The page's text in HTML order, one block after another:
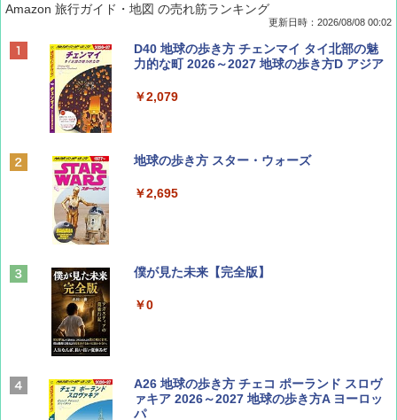
BE-PAL(ビ-パル) 2026年 9 月号【特別付録:
SOTO ミニマル"旅"財布 ランダム2種】
￥1,500
ディズニーファン ２０２６年 ９月号 [雑
山と溪谷 2026年8月号「南アルプス大全」
￥1,540
Coyote No.89 特集 星野道夫 夢見る旅
￥1,540
Amazon 旅行ガイド・地図 の売れ筋ランキング
更新日時：2026/08/08 00:02
D40 地球の歩き方 チェンマイ タイ北部の魅
力的な町 2026～2027 地球の歩き方D アジア
￥2,079
地球の歩き方 スター・ウォーズ
￥2,695
僕が見た未来【完全版】
￥0
A26 地球の歩き方 チェコ ポーランド スロヴ
ァキア 2026～2027 地球の歩き方A ヨーロッ
パ